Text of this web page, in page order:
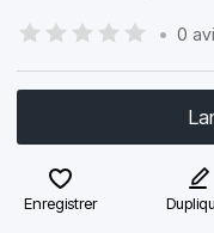
• 0
Enregistrer